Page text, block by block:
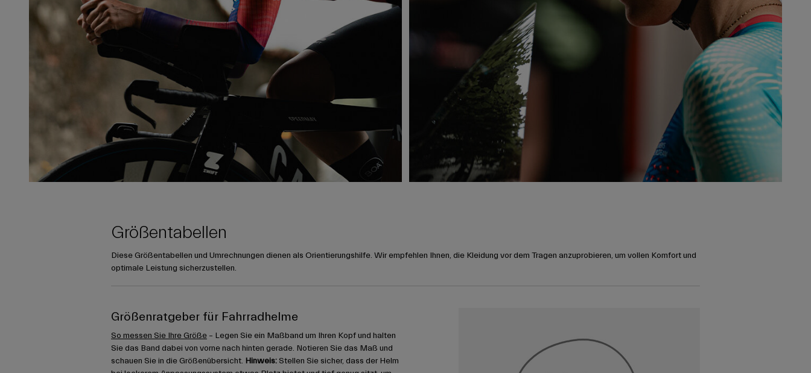
Größentabellen
Diese Größentabellen und Umrechnungen dienen als Orientierungshilfe. Wir empfehlen Ihnen, die Kleidung vor dem Tragen anzuprobieren, um vollen Komfort und
optimale Leistung sicherzustellen.
Größenratgeber für Fahrradhelme
So messen Sie Ihre Größe – Legen Sie ein Maßband um Ihren Kopf und halten
Sie das Band dabei von vorne nach hinten gerade. Notieren Sie das Maß und
schauen Sie in die Größenübersicht. Hinweis: Stellen Sie sicher, dass der Helm